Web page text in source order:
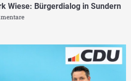
Wiese: Bürgerdialog in Sundern